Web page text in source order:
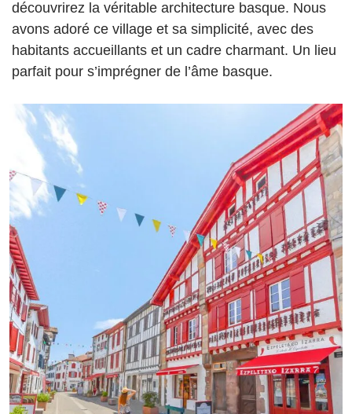
découvrirez la véritable architecture basque. Nous
avons adoré ce village et sa simplicité, avec des
habitants accueillants et un cadre charmant. Un lieu
parfait pour s’imprégner de l’âme basque.